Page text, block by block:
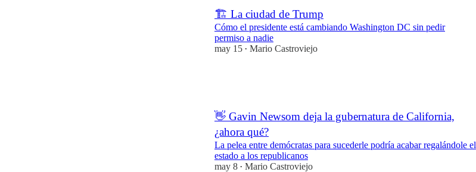
🏗️ La ciudad de Trump
Cómo el presidente está cambiando Washington DC sin pedir
permiso a nadie
may 15 • Mario Castroviejo
👋 Gavin Newsom deja la gubernatura de California,
¿ahora qué?
La pelea entre demócratas para sucederle podría acabar regalándole el
estado a los republicanos
may 8 • Mario Castroviejo